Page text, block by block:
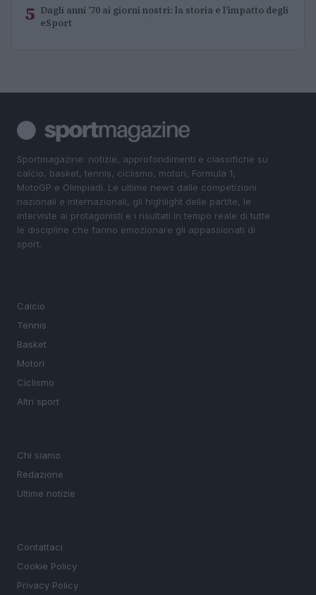
5 Dagli anni ’70 ai giorni nostri: la storia e l’impatto degli
eSport
Sportmagazine: notizie, approfondimenti e classifiche su
calcio, basket, tennis, ciclismo, motori, Formula 1,
MotoGP e Olimpiadi. Le ultime news dalle competizioni
nazionali e internazionali, gli highlight delle partite, le
interviste ai protagonisti e i risultati in tempo reale di tutte
le discipline che fanno emozionare gli appassionati di
sport.
Calcio
Tennis
Basket
Motori
Ciclismo
Altri sport
Chi siamo
Redazione
Ultime notizie
Contattaci
Cookie Policy
Privacy Policy